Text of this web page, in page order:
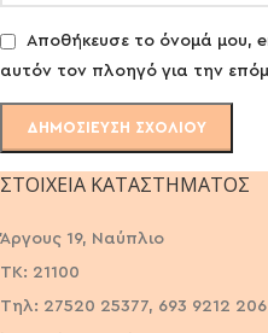
Αποθήκευσε το όνομά μου,
αυτόν τον πλοηγό για την
ΣΤΟΙΧΕΊΑ ΚΑΤΑΣΤΉΜΑΤΟΣ
Άργους 19, Ναύπλιο
ΤΚ: 21100
Τηλ: 27520 25377, 693 9212 206